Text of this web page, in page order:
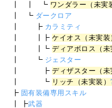
┃ ┃ ┗ ワンダラー（未実
┃ ┗ ダークロア
┃ ┣ カラミティ
┃ ┃┣ケイオス（未実装
┃ ┃┗ディアボロス（未
┃ ┗ ジェスター
┃ ┣ディザスター（未
┃ ┗ リッチ（未実装）
┣ 固有装備専用スキル
┃ ┣武器